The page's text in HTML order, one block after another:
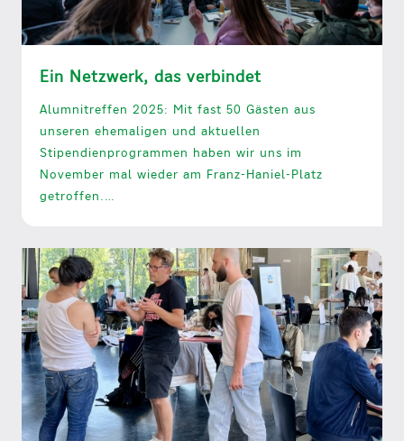
Ein Netzwerk, das verbindet
Alumnitreffen 2025: Mit fast 50 Gästen aus
unseren ehemaligen und aktuellen
Stipendienprogrammen haben wir uns im
November mal wieder am Franz-Haniel-Platz
getroffen.…